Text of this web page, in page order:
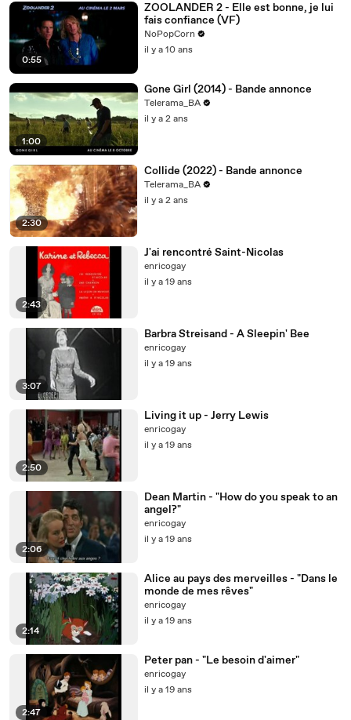
0:55
ZOOLANDER 2 - Elle est bonne, je lui
fais confiance (VF)
NoPopCorn
il y a 10 ans
1:00
Gone Girl (2014) - Bande annonce
Telerama_BA
il y a 2 ans
2:30
Collide (2022) - Bande annonce
Telerama_BA
il y a 2 ans
2:43
J'ai rencontré Saint-Nicolas
enricogay
il y a 19 ans
3:07
Barbra Streisand - A Sleepin' Bee
enricogay
il y a 19 ans
2:50
Living it up - Jerry Lewis
enricogay
il y a 19 ans
2:06
Dean Martin - "How do you speak to an
angel?"
enricogay
il y a 19 ans
2:14
Alice au pays des merveilles - "Dans le
monde de mes rêves"
enricogay
il y a 19 ans
2:47
Peter pan - "Le besoin d'aimer"
enricogay
il y a 19 ans